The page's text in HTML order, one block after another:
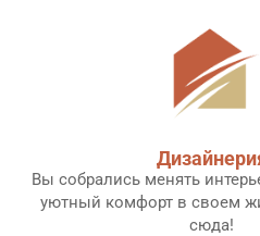
Вы собрались менять
уютный комфорт в своем
сюда!